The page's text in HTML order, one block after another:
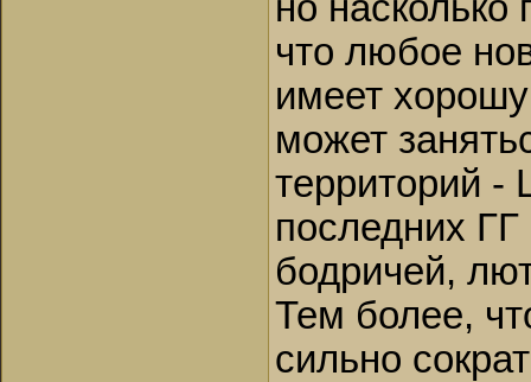
что любое
имеет
может
территорий -
последних
бодричей,
Тем более,
сильно